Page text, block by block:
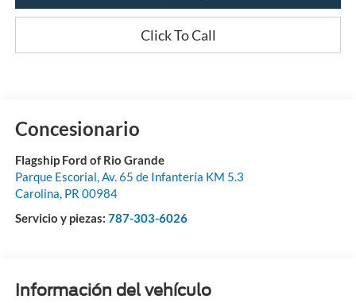
Click To Call
Concesionario
Flagship Ford of Rio Grande
Parque Escorial, Av. 65 de Infantería KM 5.3
Carolina, PR 00984
Servicio y piezas: 787-303-6026
Información del vehículo